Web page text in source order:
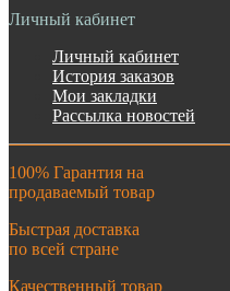
Личный кабинет
Личный кабинет
История заказов
Мои закладки
Рассылка новостей
100% Гарантия на
продаваемый товар
Быстрая доставка
по всей стране
Качественный товар